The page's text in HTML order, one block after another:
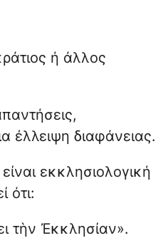
ή άλλος
έλλειψη διαφάνειας.
εκκλησιολογική
ότι:
τὴν Ἐκκλησίαν».